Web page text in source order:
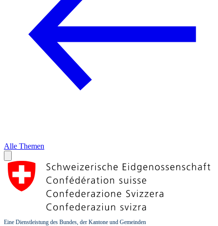
Alle Themen
Eine Dienstleistung des Bundes, der Kantone und Gemeinden